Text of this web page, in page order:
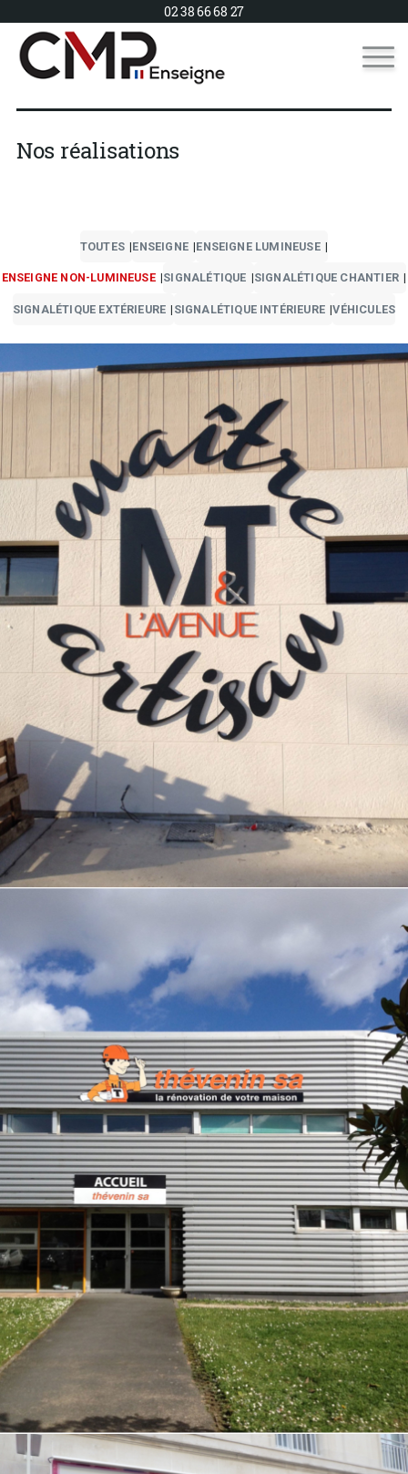
02 38 66 68 27
Nos réalisations
TOUTES ENSEIGNE ENSEIGNE LUMINEUSE
ENSEIGNE NON-LUMINEUSE SIGNALÉTIQUE SIGNALÉTIQUE CHANTIER
SIGNALÉTIQUE EXTÉRIEURE SIGNALÉTIQUE INTÉRIEURE VÉHICULES